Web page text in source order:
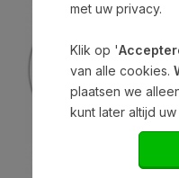
met uw privacy.
Klik op '
van alle cookies.
plaatsen we
kunt later altijd